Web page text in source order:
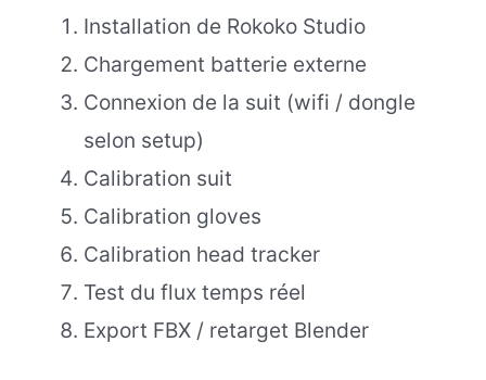
Installation de Rokoko Studio
Chargement batterie externe
Connexion de la suit (wifi / dongle
selon setup)
Calibration suit
Calibration gloves
Calibration head tracker
Test du flux temps réel
Export FBX / retarget Blender